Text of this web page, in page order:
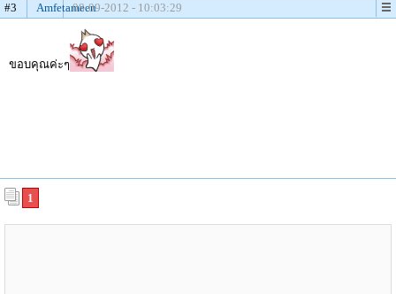
#3 Amfetameen08-09-2012 - 10:03:29
ขอบคุณค่ะๆ
1